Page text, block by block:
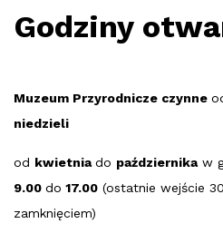
Godziny
Muzeum Przyrodnicze czynne
niedzieli
od kwietniado październikaw
9.00 do 17.00 (ostatnie wejście
zamknięciem)